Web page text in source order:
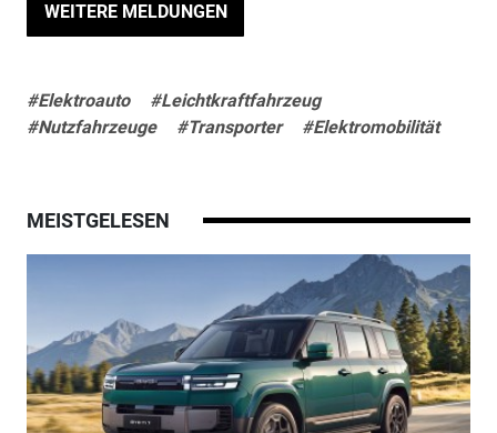
WEITERE MELDUNGEN
#Elektroauto
#Leichtkraftfahrzeug
#Nutzfahrzeuge
#Transporter #Elektromobilität
MEISTGELESEN